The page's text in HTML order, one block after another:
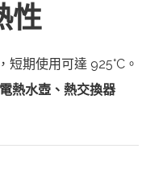
性
，短期使用可達 925°C。
熱水壺、熱交換器